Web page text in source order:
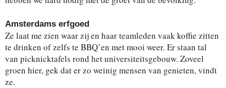
Amsterdams erfgoed
Ze laat me zien waar zij en haar teamleden vaak koffie zitten
te drinken of zelfs te BBQ’en met mooi weer. Er staan tal
van picknicktafels rond het universiteitsgebouw. Zoveel
groen hier, gek dat er zo weinig mensen van genieten, vindt
ze.